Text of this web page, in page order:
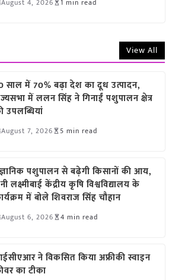
View All
साल में 70% बढ़ा देश का दूध उत्पादन,
में ललन सिंह ने गिनाईं पशुपालन क्षेत्र
उपलब्धियां
August 7, 2026 5 min read
पशुपालन से बढ़ेगी किसानों की आय,
लक्ष्मीबाई केंद्रीय कृषि विश्वविद्यालय के
में बोले शिवराज सिंह चौहान
August 6, 2026 4 min read
ने विकसित किया अफ्रीकी स्वाइन
का टीका